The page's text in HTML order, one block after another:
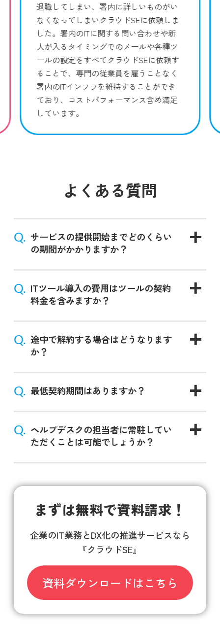
退職してしまい、署内に詳しいものがい
なくなってしまいクラウドSEに依頼しま
した。署内のITに関する問い合わせや新
人が入るタイミングでのメールや各種ツ
ールの設定をすべてクラウドSEに依頼す
ることで、専門の従業員を雇うことなく
署内のITインフラを維持することができ
ており、コストパフォーマンス含め満足
しています。
よくある質問
Q. サービスの提供開始までどのくらい
の期間がかかりますか？
Q. ITツール導入の費用はツールの契約
料金を含みますか？
Q. 途中で解約する場合はどうなります
か？
Q. 最低契約期間はありますか？
Q. ヘルプデスクの担当者に常駐してい
ただくことは可能でしょうか？
まずは無料で資料請求！
企業のIT業務とDX化の推進サービスなら
『クラウドSE』
資料ダウンロードはこちら